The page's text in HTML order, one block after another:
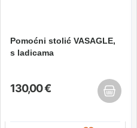
Pomoćni stolić VASAGLE,
s ladicama
130,00 €